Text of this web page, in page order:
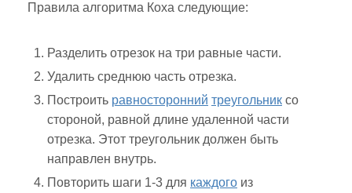
Правила алгоритма Коха следующие:
Разделить отрезок на три равные части.
Удалить среднюю часть отрезка.
Построить равносторонний треугольник со
стороной, равной длине удаленной части
отрезка. Этот треугольник должен быть
направлен внутрь.
Повторить шаги 1-3 для каждого из